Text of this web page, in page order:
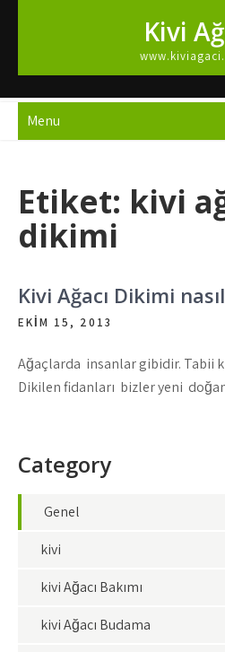
Kivi
Menu
Etiket: kivi
dikimi
Kivi Ağacı Dikimi
EKIM 15, 2013
Ağaçlarda insanlar gibidir. Tabii
Dikilen fidanları bizler yeni
Category
Genel
kivi
kivi Ağacı Bakımı
kivi Ağacı Budama